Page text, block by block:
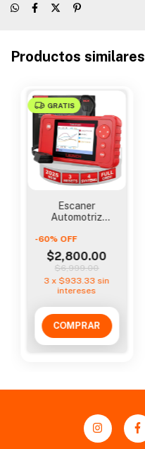
Productos similares
GRATIS
Escaner
Automotriz
Motor,
Transmision, Abs
-60% OFF
$2,800.00
$6,999.00
3 x $933.33 sin
intereses